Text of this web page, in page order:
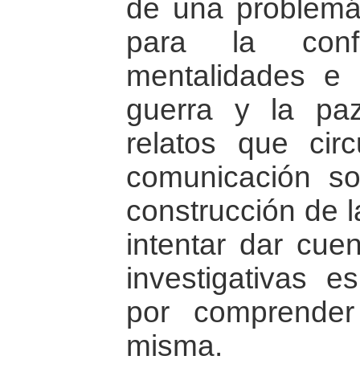
de una
para la
mentalidades e
guerra y la
relatos que
comunicación
construcción de
intentar dar
investigativas
por
misma.